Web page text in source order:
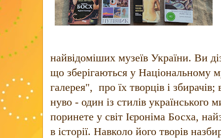
найвідоміших музеїв України. Ви
що зберігаються у Національному
галерея", про їх творців і збирачів;
нуво - один із стилів українського
поринете у світ Ієроніма Босха,
в історії. Навколо його творів